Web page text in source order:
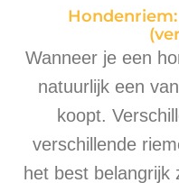
Wanneer je een
natuurlijk een
koopt.
verschillende
het best belangrijk